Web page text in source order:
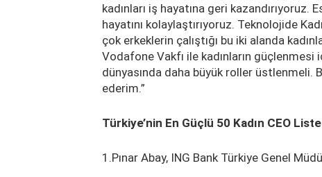
kadınları iş hayatına geri kazandırıyoruz.
hayatını kolaylaştırıyoruz. Teknolojide
çok erkeklerin çalıştığı bu iki alanda
Vodafone Vakfı ile kadınların güçlenmesi
dünyasında daha büyük roller üstlenmeli.
ederim.”
Türkiye’nin En Güçlü 50 Kadın CEO
1.Pınar Abay, ING Bank Türkiye Genel